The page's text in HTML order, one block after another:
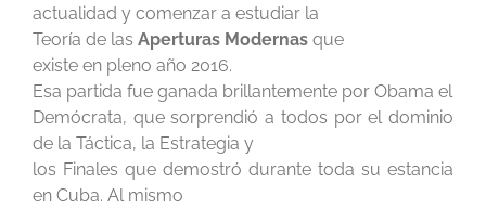
actualidad y comenzar a estudiar la
Teoría de las Aperturas Modernas que
existe en pleno año 2016.
Esa partida fue ganada brillantemente por Obama el
Demócrata, que sorprendió a todos por el dominio
de la Táctica, la Estrategia y
los Finales que demostró durante toda su estancia
en Cuba. Al mismo